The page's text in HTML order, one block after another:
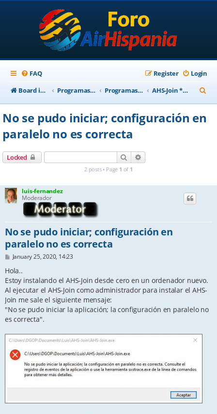
FAQ Login
Register
Board index
Programas Base AirHispania Programas Obsoletos AHS-Join *** Obsoleto ***
e
No se pudo iniciar; configuración en
paralelo no es correcta
Locked Search
2 posts • Page 1 of 1
luis-fernandez
Moderador
No se pudo iniciar; configuración en
paralelo no es correcta
P
s
January 25, 2020, 14:23
Hola..
Estoy instalando el AHS-Join desde cero en un ordenador nuevo.
Al ejecutar el AHS-Join como administrador para instalar el AHS-
Join me sale el siguiente mensaje:
"No se pudo iniciar la aplicación; la configuración en paralelo no
es correcta".